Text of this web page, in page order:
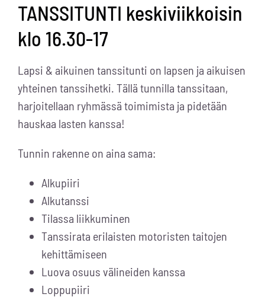
TANSSITUNTI keskiviikkoisin
klo 16.30-17
Lapsi & aikuinen tanssitunti on lapsen ja aikuisen
yhteinen tanssihetki. Tällä tunnilla tanssitaan,
harjoitellaan ryhmässä toimimista ja pidetään
hauskaa lasten kanssa!
Tunnin rakenne on aina sama:
Alkupiiri
Alkutanssi
Tilassa liikkuminen
Tanssirata erilaisten motoristen taitojen
kehittämiseen
Luova osuus välineiden kanssa
Loppupiiri